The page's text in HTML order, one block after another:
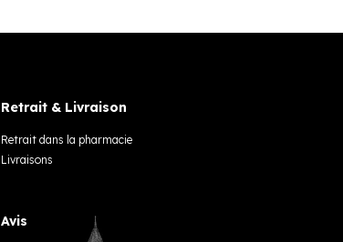
Retrait & Livraison
Retrait dans la pharmacie
Livraisons
Avis